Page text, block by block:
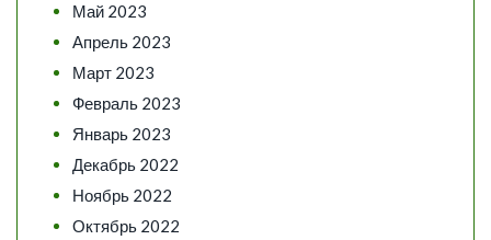
Май 2023
Апрель 2023
Март 2023
Февраль 2023
Январь 2023
Декабрь 2022
Ноябрь 2022
Октябрь 2022